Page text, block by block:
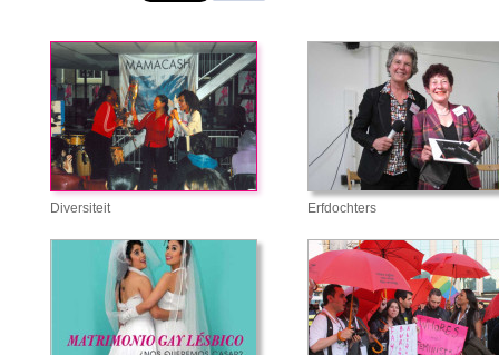
Diversiteit Erfdochters